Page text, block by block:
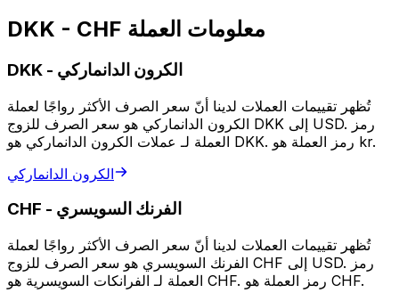
DKK - CHF معلومات العملة
DKK - الكرون الدانماركي
تُظهر تقييمات العملات لدينا أنّ سعر الصرف الأكثر رواجًا لعملة
الكرون الدانماركي هو سعر الصرف للزوج DKK إلى USD. رمز
العملة لـ عملات الكرون الدانماركي هو DKK. رمز العملة هو kr.
الكرون الدانماركي
CHF - الفرنك السويسري
تُظهر تقييمات العملات لدينا أنّ سعر الصرف الأكثر رواجًا لعملة
الفرنك السويسري هو سعر الصرف للزوج CHF إلى USD. رمز
العملة لـ الفرانكات السويسرية هو CHF. رمز العملة هو CHF.